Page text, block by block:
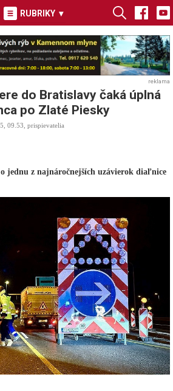
RUBRIKY ▾
reklama
do Bratislavy čaká úplná
po Zlaté Piesky
09.53, prispievatelia
jednu z najnáročnejších uzávierok diaľnice